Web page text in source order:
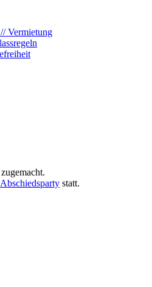
Vermietung
Abschiedsparty statt.